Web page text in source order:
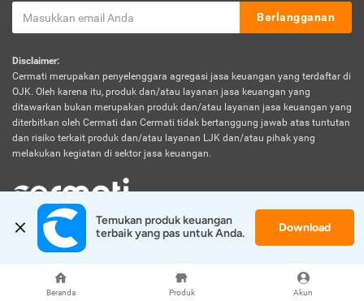
Beranda Produk Akun
Berlangganan
Disclaimer:
Cermati merupakan penyelenggara agregasi jasa keuangan yang terdaftar di
OJK. Oleh karena itu, produk dan/atau layanan jasa keuangan yang
ditawarkan bukan merupakan produk dan/atau layanan jasa keuangan yang
diterbitkan oleh Cermati dan Cermati tidak bertanggung jawab atas tuntutan
dan risiko terkait produk dan/atau layanan LJK dan/atau pihak yang
melakukan kegiatan di sektor jasa keuangan.
© 2026 Cermati. All Rights Reserved.
Temukan produk keuangan
terbaik yang pas untuk Anda.
Download